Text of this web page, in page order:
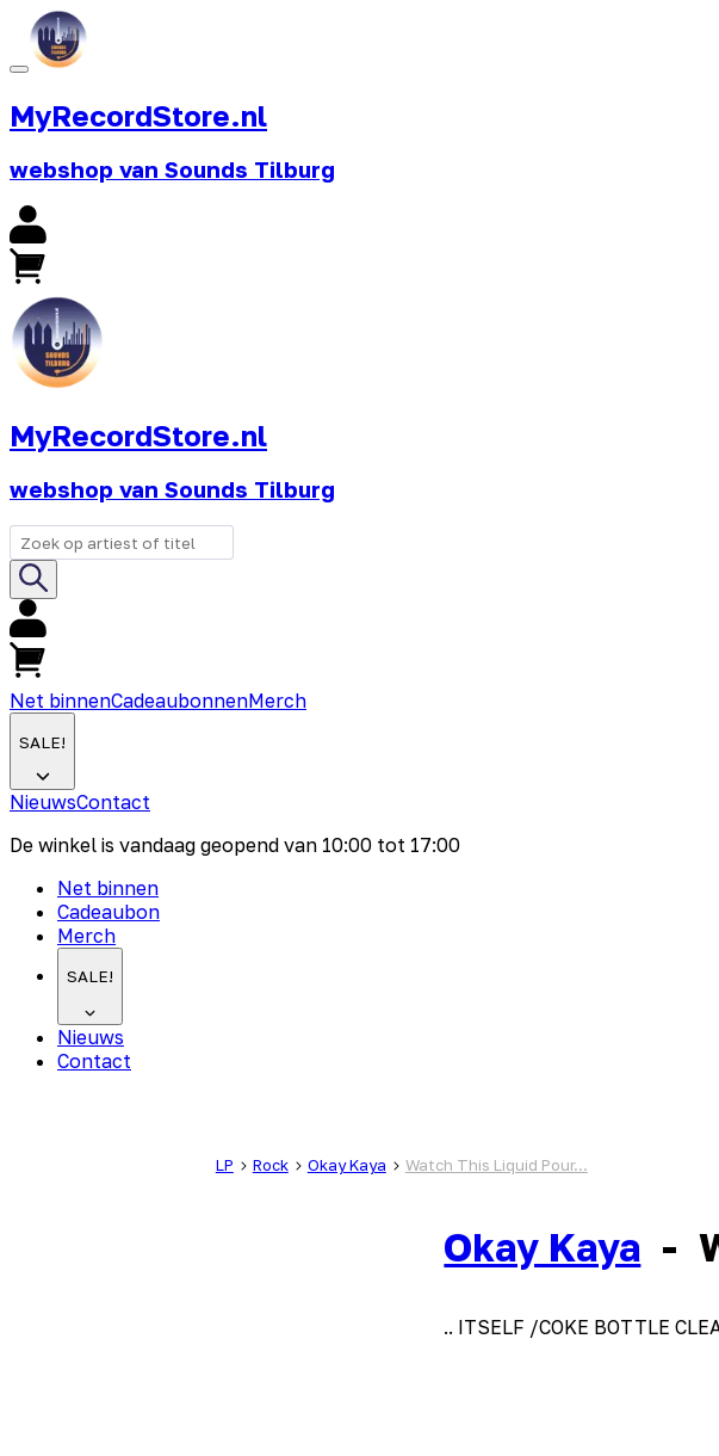
MyRecordStore.nl
webshop van Sounds Tilburg
MyRecordStore.nl
webshop van Sounds Tilburg
Net binnenCadeaubonnenMerch
SALE!
NieuwsContact
De winkel is vandaag geopend van 10:00 tot 17:00
Net binnen
Cadeaubon
Merch
SALE!
Nieuws
Contact
LP Rock Okay Kaya Watch This Liquid Pour...
Okay Kaya -
.. ITSELF /COKE BOTTLE